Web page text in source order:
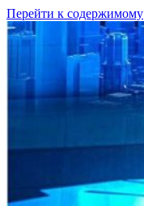
Перейти к содержимому